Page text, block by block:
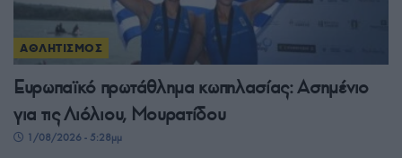
ΑΘΛΗΤΙΣΜΟΣ
Ευρωπαϊκό πρωτάθλημα κωπηλασίας: Ασημένιο
για τις Λιόλιου, Μουρατίδου
1/08/2026 - 5:28μμ